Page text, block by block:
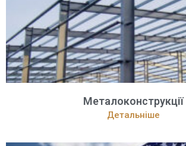
Металоконструкції
Детальніше